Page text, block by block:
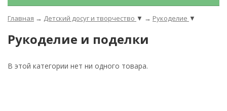
Главная → Детский досуг и творчество ▼ → Рукоделие ▼
Рукоделие и поделки
В этой категории нет ни одного товара.